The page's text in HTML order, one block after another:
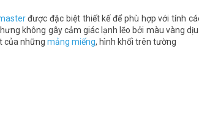
được đặc biệt thiết kế để phù hợp với tính
không gây cảm giác lạnh lẽo bởi màu vàng
của những mảng miếng, hình khối trên tường